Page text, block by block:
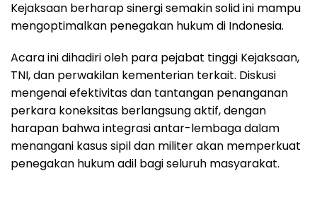
Kejaksaan berharap sinergi semakin solid ini mampu
mengoptimalkan penegakan hukum di Indonesia.
Acara ini dihadiri oleh para pejabat tinggi Kejaksaan,
TNI, dan perwakilan kementerian terkait. Diskusi
mengenai efektivitas dan tantangan penanganan
perkara koneksitas berlangsung aktif, dengan
harapan bahwa integrasi antar-lembaga dalam
menangani kasus sipil dan militer akan memperkuat
penegakan hukum adil bagi seluruh masyarakat.